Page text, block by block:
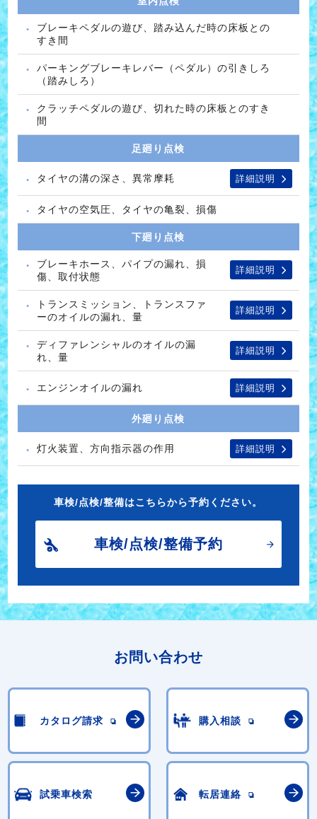
ブレーキペダルの遊び、踏み込んだ時の床板との
すき間
パーキングブレーキレバー（ペダル）の引きしろ
（踏みしろ）
クラッチペダルの遊び、切れた時の床板とのすき
間
足廻り点検
タイヤの溝の深さ、異常摩耗 詳細説明
タイヤの空気圧、タイヤの亀裂、損傷
下廻り点検
ブレーキホース、パイプの漏れ、損
傷、取付状態
詳細説明
トランスミッション、トランスファ
ーのオイルの漏れ、量
詳細説明
ディファレンシャルのオイルの漏
れ、量
詳細説明
エンジンオイルの漏れ 詳細説明
外廻り点検
灯火装置、方向指示器の作用 詳細説明
車検/点検/整備はこちらから予約ください。
車検/点検/整備予約
お問い合わせ
カタログ請求 購入相談
試乗車検索 転居連絡